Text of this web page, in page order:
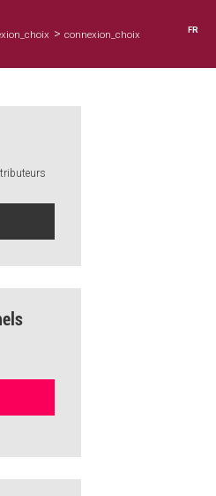
> connexion_choix FR